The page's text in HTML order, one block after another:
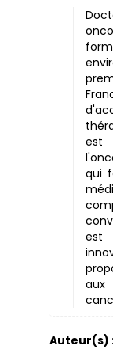
est
qui
est
aux
Auteur(s)